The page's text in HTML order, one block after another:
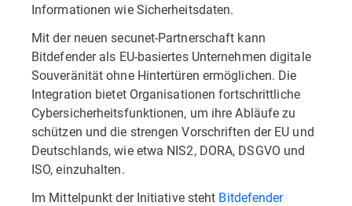
Informationen wie Sicherheitsdaten.
Mit der neuen secunet-Partnerschaft kann
Bitdefender als EU-basiertes Unternehmen digitale
Souveränität ohne Hintertüren ermöglichen. Die
Integration bietet Organisationen fortschrittliche
Cybersicherheitsfunktionen, um ihre Abläufe zu
schützen und die strengen Vorschriften der EU und
Deutschlands, wie etwa NIS2, DORA, DSGVO und
ISO, einzuhalten.
Im Mittelpunkt der Initiative steht Bitdefender